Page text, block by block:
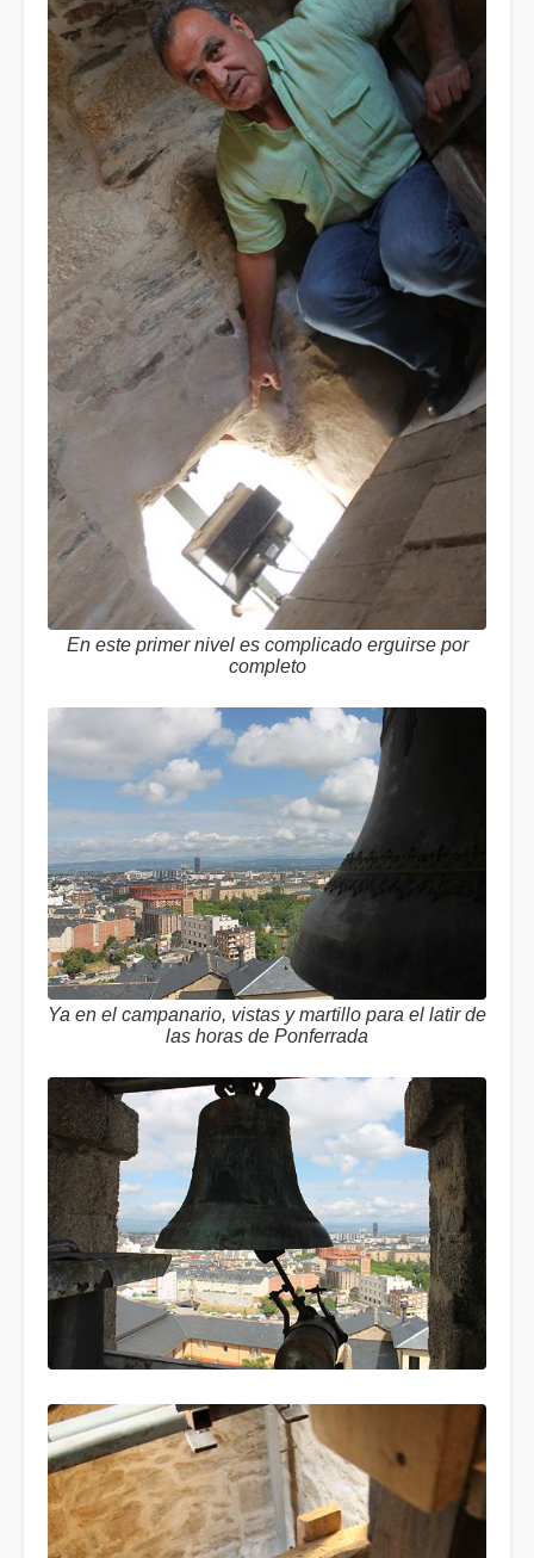
En este primer nivel es complicado erguirse por
completo
Ya en el campanario, vistas y martillo para el latir de
las horas de Ponferrada